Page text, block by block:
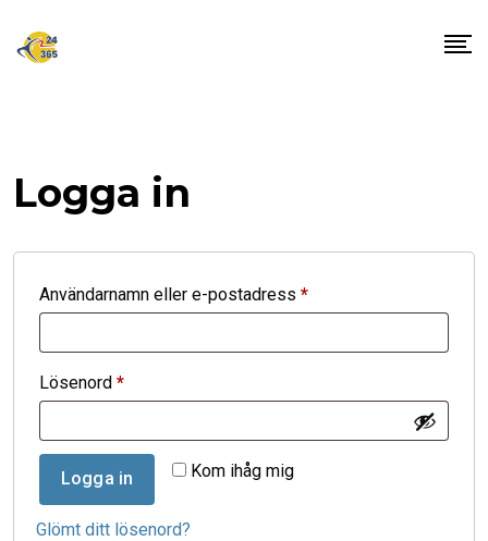
Logga in
Användarnamn eller e-postadress *Obligatoriskt
Lösenord *Obligatoriskt
Kom ihåg mig
Logga in
Glömt ditt lösenord?